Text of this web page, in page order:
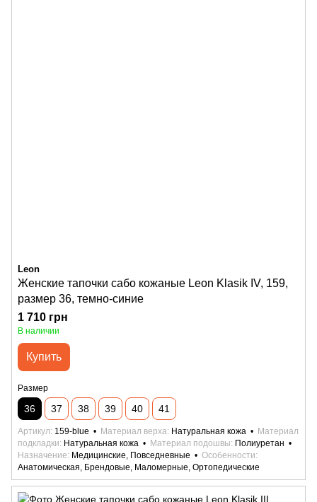
Leon
Женские тапочки сабо кожаные Leon Klasik IV, 159,
размер 36, темно-синие
1 710 грн
В наличии
Купить
Размер
36 37 38 39 40 41
Артикул 159-blue Материал верха Натуральная кожа
Материал
подкладки
Натуральная кожа Материал подошвы
Полиуретан
Назначение
Медицинские, Повседневные
Особенности
Анатомическая, Брендовые, Маломерные, Ортопедические